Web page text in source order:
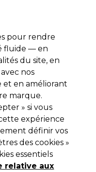
Se connecter
Electro et Matériel
Pour
pour rendre
fluide — en
du site, en
nos
et en améliorant
marque.
» si vous
expérience
définir vos
des cookies »
essentiels
relative aux